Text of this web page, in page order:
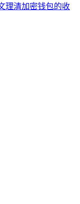
理清加密钱包的收